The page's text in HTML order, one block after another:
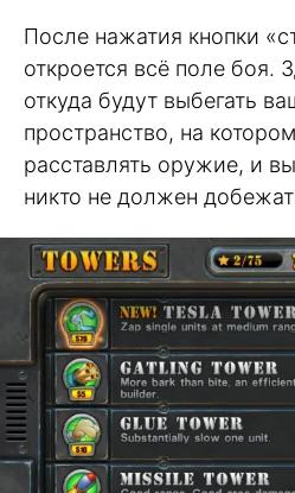
После нажатия кнопки
откроется всё поле боя.
откуда будут выбегать
пространство, на
расставлять оружие, и
никто не должен